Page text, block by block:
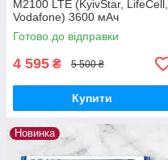
M2100 LTE (KyivStar, LifeCell,
Vodafone) 3600 мАч
Готово до відправки
4 595 ₴ 5 500 ₴
Купити
Новинка